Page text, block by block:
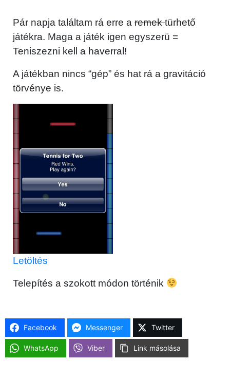
Pár napja találtam rá erre a remektürhető
játékra. Maga a játék igen egyszerü =
Teniszezni kell a haverral!
A játékban nincs “gép” és hat rá a gravitáció
törvénye is.
Letöltés
Telepítés a szokott módon történik
Facebook Messenger Twitter
WhatsApp Viber Link másolása